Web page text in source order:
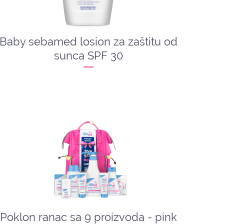
Baby sebamed losion za zaštitu od
sunca SPF 30
Poklon ranac sa 9 proizvoda - pink